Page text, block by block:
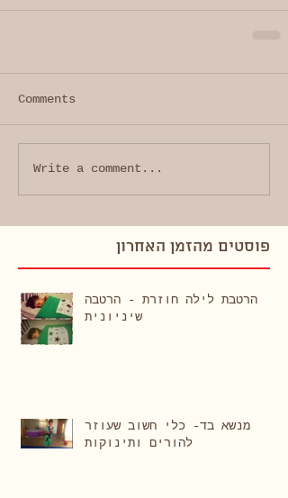
Comments
Write a comment...
פוסטים מהזמן האחרון
הרטבת לילה חוזרת - הרטבה
שיניונית
מנשא בד- כלי חשוב שעוזר
להורים ותינוקות